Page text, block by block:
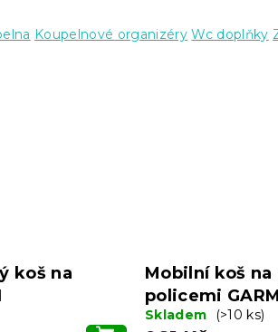
Koupelnové organizéry Wc doplňky
koš na
Mobilní koš na
policemi
Skladem (>10 ks)